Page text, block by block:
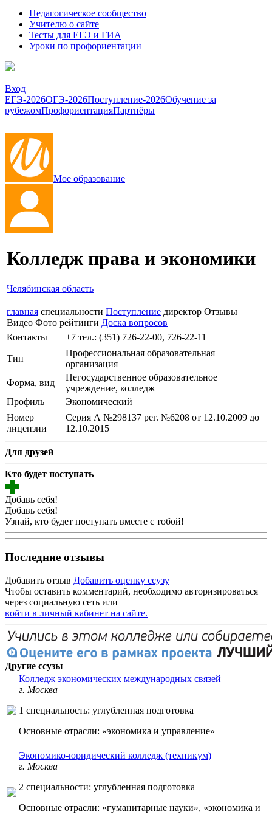
Педагогическое сообщество
Учителю о сайте
Тесты для ЕГЭ и ГИА
Уроки по профориентации
Вход
ЕГЭ-2026ОГЭ-2026Поступление-2026Обучение за
рубежомПрофориентацияПартнёры
Мое образование
Колледж права и экономики
Челябинская область
главная специальности Поступление директор Отзывы
Видео Фото рейтинги Доска вопросов
Контакты
+7 тел.: (351) 726-22-00, 726-22-11
Тип
Профессиональная образовательная
организация
Форма, вид
Негосударственное образовательное
учреждение, колледж
Профиль
Экономический
Номер
лицензии
Серия А №298137 рег. №6208 от 12.10.2009 до
12.10.2015
Для друзей
Кто будет поступать
Добавь себя!
Добавь себя!
Узнай, кто будет поступать вместе с тобой!
Последние отзывы
Добавить отзыв Добавить оценку ссузу
Чтобы оставить комментарий, необходимо авторизироваться
через социальную сеть или
войти в личный кабинет на сайте.
Другие ссузы
Колледж экономических международных связей
г. Москва
1 специальность: углубленная подготовка
Основные отрасли: «экономика и управление»
Экономико-юридический колледж (техникум)
г. Москва
2 специальности: углубленная подготовка
Основные отрасли: «гуманитарные науки», «экономика и